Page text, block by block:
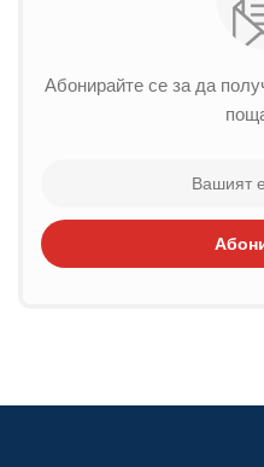
Абонирайте се за да